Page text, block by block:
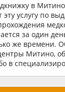
в
эту услугу по
за один
же времени.
Митино,
в